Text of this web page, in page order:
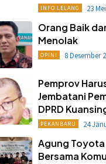
INFO LELANG 23
Orang Baik
Menolak
OPINI 8 Desember
Pemprov
Jembatani
DPRD
PEKANBARU 24
Agung Toyota
Bersama